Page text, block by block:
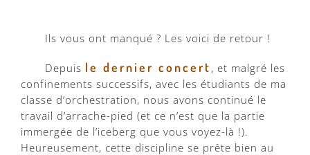
Ils vous ont manqué ? Les voici de retour !
Depuis le dernier concert , et malgré les
confinements successifs, avec les étudiants de ma
classe d’orchestration, nous avons continué le
travail d’arrache-pied (et ce n’est que la partie
immergée de l’iceberg que vous voyez-là !).
Heureusement, cette discipline se prête bien au